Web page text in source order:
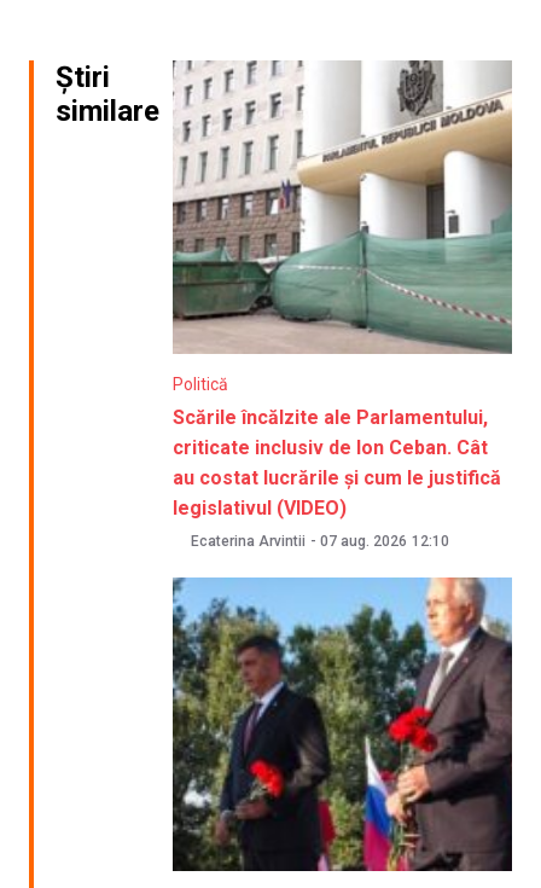
Știri
similare
Politică
Scările încălzite ale Parlamentului,
criticate inclusiv de Ion Ceban. Cât
au costat lucrările și cum le justifică
legislativul (VIDEO)
Ecaterina Arvintii - 07 aug. 2026 12:10